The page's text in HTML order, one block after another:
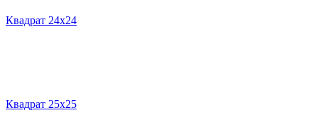
Квадрат 24х24
Квадрат 25х25